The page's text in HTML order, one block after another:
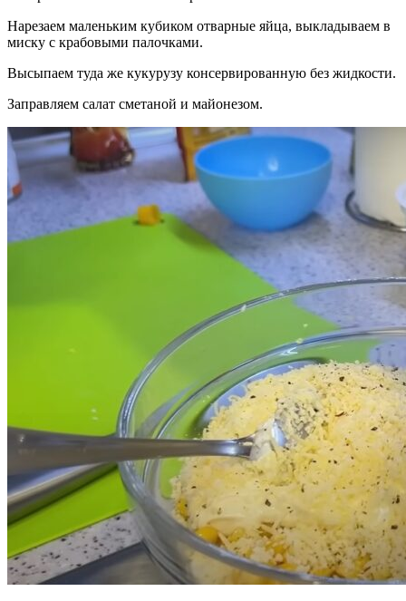
Нарезаем маленьким кубиком отварные яйца, выкладываем в
миску с крабовыми палочками.
Высыпаем туда же кукурузу консервированную без жидкости.
Заправляем салат сметаной и майонезом.